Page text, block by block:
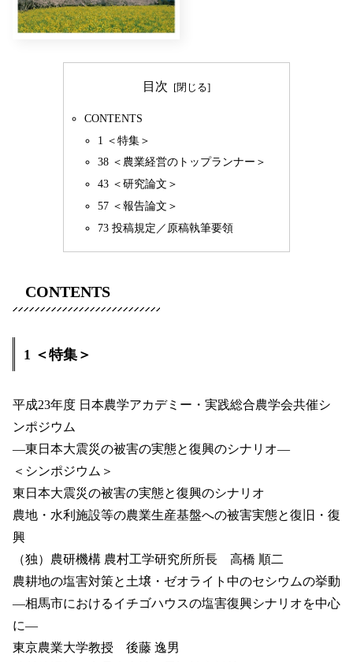
目次
CONTENTS
1 ＜特集＞
38 ＜農業経営のトップランナー＞
43 ＜研究論文＞
57 ＜報告論文＞
73 投稿規定／原稿執筆要領
CONTENTS
1 ＜特集＞
平成23年度 日本農学アカデミー・実践総合農学会共催シ
ンポジウム
―東日本大震災の被害の実態と復興のシナリオ―
＜シンポジウム＞
東日本大震災の被害の実態と復興のシナリオ
農地・水利施設等の農業生産基盤への被害実態と復旧・復
興
（独）農研機構 農村工学研究所所長 高橋 順二
農耕地の塩害対策と土壌・ゼオライト中のセシウムの挙動
―相馬市におけるイチゴハウスの塩害復興シナリオを中心
に―
東京農業大学教授 後藤 逸男